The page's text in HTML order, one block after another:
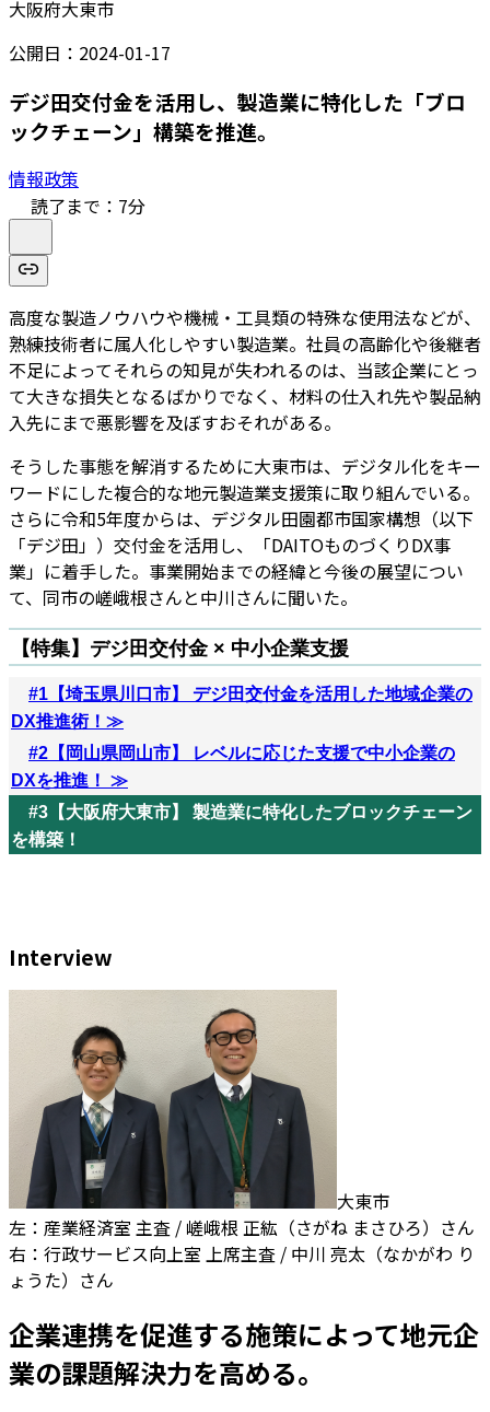
大阪府大東市
公開日： 2024-01-17
デジ田交付金を活用し、製造業に特化した「ブロ
ックチェーン」構築を推進。
情報政策
読了まで： 7分
高度な製造ノウハウや機械・工具類の特殊な使用法などが、
熟練技術者に属人化しやすい製造業。社員の高齢化や後継者
不足によってそれらの知見が失われるのは、当該企業にとっ
て大きな損失となるばかりでなく、材料の仕入れ先や製品納
入先にまで悪影響を及ぼすおそれがある。
そうした事態を解消するために大東市は、デジタル化をキー
ワードにした複合的な地元製造業支援策に取り組んでいる。
さらに令和5年度からは、デジタル田園都市国家構想（以下
「デジ田」）交付金を活用し、「DAITOものづくりDX事
業」に着手した。事業開始までの経緯と今後の展望につい
て、同市の嵯峨根さんと中川さんに聞いた。
【特集】デジ田交付金 × 中小企業支援
#1【埼玉県川口市】 デジ田交付金を活用した地域企業の
DX推進術！ ≫
#2【岡山県岡山市】 レベルに応じた支援で中小企業の
DXを推進！ ≫
#3【大阪府大東市】 製造業に特化したブロックチェーン
を構築！
Interview
大東市
左：産業経済室 主査 / 嵯峨根 正紘（さがね まさひろ）さん
右：行政サービス向上室 上席主査 / 中川 亮太（なかがわ り
ょうた）さん
企業連携を促進する施策によって地元企
業の課題解決力を高める。